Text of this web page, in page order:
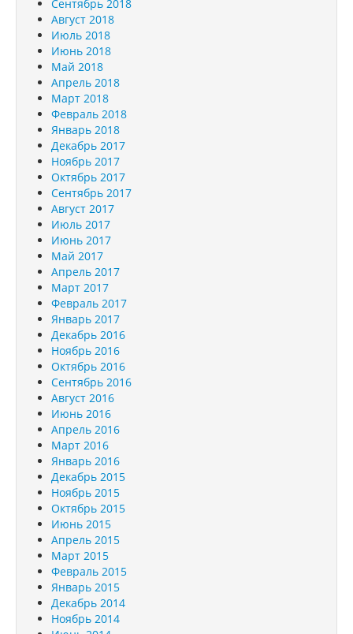
Сентябрь 2018
Август 2018
Июль 2018
Июнь 2018
Май 2018
Апрель 2018
Март 2018
Февраль 2018
Январь 2018
Декабрь 2017
Ноябрь 2017
Октябрь 2017
Сентябрь 2017
Август 2017
Июль 2017
Июнь 2017
Май 2017
Апрель 2017
Март 2017
Февраль 2017
Январь 2017
Декабрь 2016
Ноябрь 2016
Октябрь 2016
Сентябрь 2016
Август 2016
Июнь 2016
Апрель 2016
Март 2016
Январь 2016
Декабрь 2015
Ноябрь 2015
Октябрь 2015
Июнь 2015
Апрель 2015
Март 2015
Февраль 2015
Январь 2015
Декабрь 2014
Ноябрь 2014